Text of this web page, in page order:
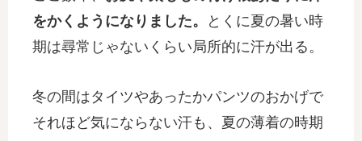
をかくようになりました。
とくに夏の暑い時
期は尋常じゃないくらい局所的に汗が出る。
冬の間はタイツやあったかパンツのおかげで
それほど気にならない汗も、夏の薄着の時期